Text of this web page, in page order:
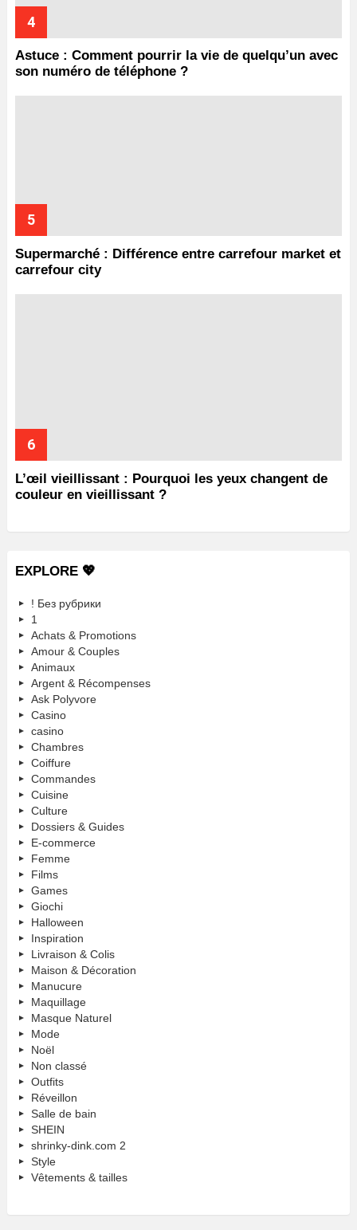
Astuce : Comment pourrir la vie de quelqu’un avec
son numéro de téléphone ?
Supermarché : Différence entre carrefour market et
carrefour city
L’œil vieillissant : Pourquoi les yeux changent de
couleur en vieillissant ?
EXPLORE 💖
! Без рубрики
1
Achats & Promotions
Amour & Couples
Animaux
Argent & Récompenses
Ask Polyvore
Casino
casino
Chambres
Coiffure
Commandes
Cuisine
Culture
Dossiers & Guides
E-commerce
Femme
Films
Games
Giochi
Halloween
Inspiration
Livraison & Colis
Maison & Décoration
Manucure
Maquillage
Masque Naturel
Mode
Noël
Non classé
Outfits
Réveillon
Salle de bain
SHEIN
shrinky-dink.com 2
Style
Vêtements & tailles